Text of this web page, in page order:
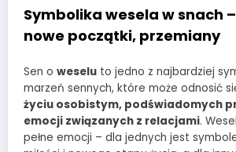
Symbolika wesela w snach
nowe początki, przemiany
Sen o weselu to jedno z najbardziej
marzeń sennych, które może odnosić
życiu osobistym, podświadomych
emocji związanych z relacjami.
pełne emocji – dla jednych jest